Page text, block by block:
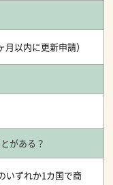
以内に更新申請）
がある？
いずれか1カ国で商